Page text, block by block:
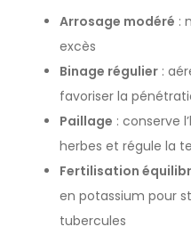
Arrosage modéré :
excès
Binage régulier :
favoriser la
Paillage : conserve
herbes et régule la
Fertilisation
en potassium pour
tubercules